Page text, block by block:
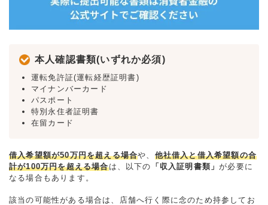
本人確認書類(いずれか必須)
運転免許証(運転経歴証明書)
マイナンバーカード
パスポート
特別永住者証明書
在留カード
借入希望額が50万円を超える場合や、 他社借入と借入希望額の合
計が100万円を超える場合は、以下の 「収入証明書類」が必要に
なる場合もあります。
該当の可能性がある場合は、店舗へ行く際に念のため持参してお